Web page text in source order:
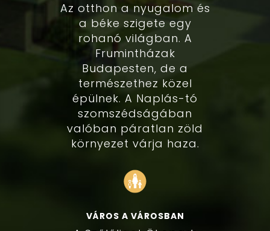
Az otthon a nyugalom és
a béke szigete egy
rohanó világban. A
Frumintházak
Budapesten, de a
természethez közel
épülnek. A Naplás-tó
szomszédságában
valóban páratlan zöld
környezet várja haza.
VÁROS A VÁROSBAN